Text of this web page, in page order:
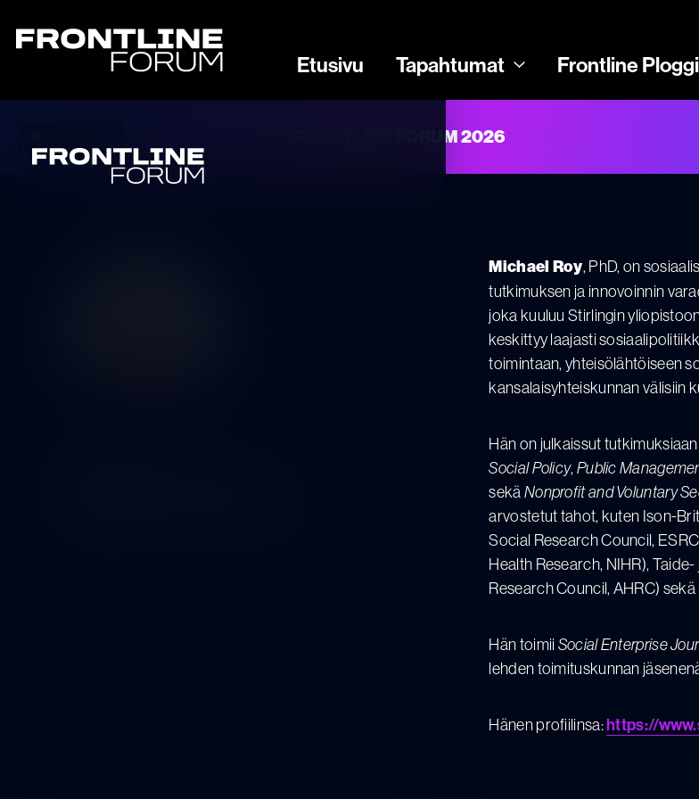
Etusivu Tapahtumat Frontline
FRONTLINE FORUM 2026
Michael Roy, PhD, on
tutkimuksen ja innovoinnin
joka kuuluu Stirlingin
keskittyy laajasti
toimintaan, yhteisölähtöiseen
kansalaisyhteiskunnan välisiin
Hän on julkaissut
Social Policy,Public
sekäNonprofit and Voluntary
arvostetut tahot, kuten Ison-
Social Research Council,
Health Research, NIHR),
Research Council, AHRC)
Hän toimii Social Enterprise
lehden toimituskunnan
Hänen profiilinsa:https://